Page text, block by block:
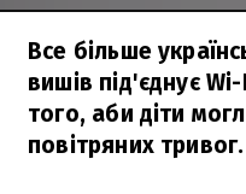
Все більше
вишів під'єднує
того, аби діти
повітряних тривог.